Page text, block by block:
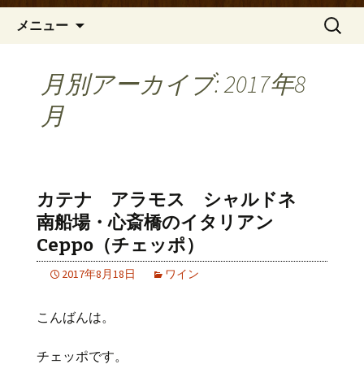
メニュー
検
月別アーカイブ: 2017年8
月
カテナ アラモス シャルドネ
南船場・心斎橋のイタリアン
Ceppo（チェッポ）
2017年8月18日 ワイン
こんばんは。
チェッポです。